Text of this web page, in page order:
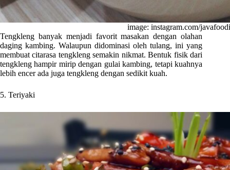
image: instagram.com/
Tengkleng banyak menjadi favorit masakan dengan olahan
daging kambing. Walaupun didominasi oleh tulang, ini yang
membuat citarasa tengkleng semakin nikmat. Bentuk fisik dari
tengkleng hampir mirip dengan gulai kambing, tetapi kuahnya
lebih encer ada juga tengkleng dengan sedikit kuah.
5. Teriyaki